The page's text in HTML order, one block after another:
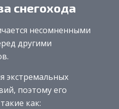
снегохода
несомненными
другими
экстремальных
поэтому его
как: